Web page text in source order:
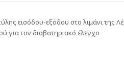
εισόδου-εξόδου στο λιμάνι της
για τον διαβατηριακό έλεγχο